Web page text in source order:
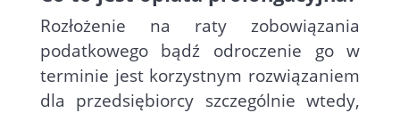
Rozłożenie na raty zobowiązania
podatkowego bądź odroczenie go w
terminie jest korzystnym rozwiązaniem
dla przedsiębiorcy szczególnie wtedy,